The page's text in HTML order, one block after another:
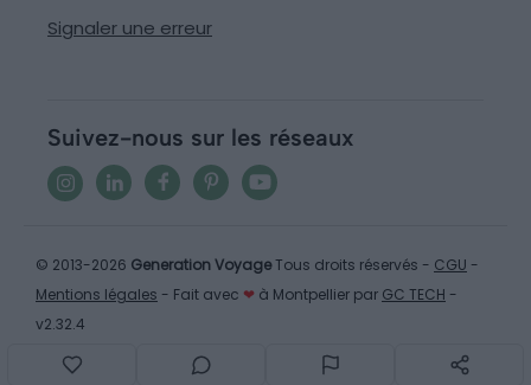
Signaler une erreur
Suivez-nous sur les réseaux
© 2013-2026 Generation VoyageTous droits réservés - CGU -
Mentions légales - Fait avec ❤ à Montpellier par GC TECH -
v2.32.4